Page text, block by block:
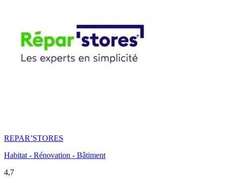
REPAR’STORES
Habitat - Rénovation - Bâtiment
4,7